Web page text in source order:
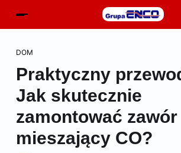
DOM
Praktyczny
Jak skutecznie
zamontować zawór
mieszający CO?